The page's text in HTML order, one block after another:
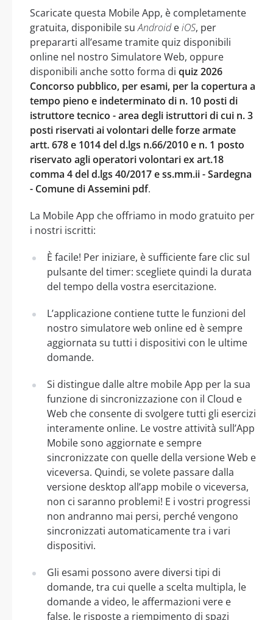
Scaricate questa Mobile App, è completamente
gratuita, disponibile suAndroideiOS, per
prepararti all’esame tramite quiz disponibili
online nel nostro Simulatore Web, oppure
disponibili anche sotto forma di quiz 2026
Concorso pubblico, per esami, per la copertura a
tempo pieno e indeterminato di n. 10 posti di
istruttore tecnico - area degli istruttori di cui n. 3
posti riservati ai volontari delle forze armate
artt. 678 e 1014 del d.lgs n.66/2010 e n. 1 posto
riservato agli operatori volontari ex art.18
comma 4 del d.lgs 40/2017 e ss.mm.ii - Sardegna
- Comune di Assemini pdf.
La Mobile App che offriamo in modo gratuito per
i nostri iscritti:
È facile! Per iniziare, è sufficiente fare clic sul
pulsante del timer: scegliete quindi la durata
del tempo della vostra esercitazione.
L’applicazione contiene tutte le funzioni del
nostro simulatore web online ed è sempre
aggiornata su tutti i dispositivi con le ultime
domande.
Si distingue dalle altre mobile App per la sua
funzione di sincronizzazione con il Cloud e
Web che consente di svolgere tutti gli esercizi
interamente online. Le vostre attività sull’App
Mobile sono aggiornate e sempre
sincronizzate con quelle della versione Web e
viceversa. Quindi, se volete passare dalla
versione desktop all’app mobile o viceversa,
non ci saranno problemi! E i vostri progressi
non andranno mai persi, perché vengono
sincronizzati automaticamente tra i vari
dispositivi.
Gli esami possono avere diversi tipi di
domande, tra cui quelle a scelta multipla, le
domande a video, le affermazioni vere e
false, le risposte a riempimento di spazi